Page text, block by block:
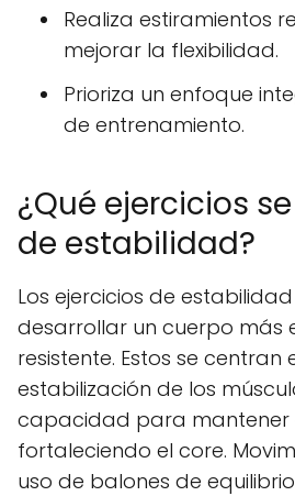
Realiza estiramientos
mejorar la flexibilidad.
Prioriza un enfoque
de entrenamiento.
¿Qué ejercicios
de estabilidad?
Los ejercicios de
desarrollar un cuerpo más
resistente. Estos se centran
estabilización de los
capacidad para mantener
fortaleciendo el core.
uso de balones de